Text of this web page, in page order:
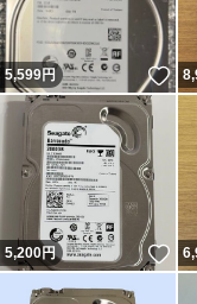
5,599円 い
5,200円